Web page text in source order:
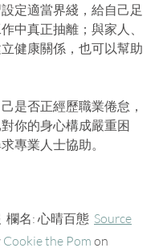
定適當界綫，給自己足
中真正抽離；與家人、
健康關係，也可以幫助
是否正經歷職業倦怠，
你的身心構成嚴重困
專業人士協助。
欄名: 心晴百態 Source
Cookie the Pom on